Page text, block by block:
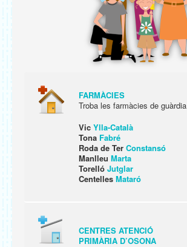
FARMÀCIES
Troba les farmàcies de guàrdia
Vic Ylla-Català
Tona Fabré
Roda de Ter Constansó
Manlleu Marta
Torelló Jutglar
Centelles Mataró
CENTRES ATENCIÓ
PRIMÀRIA D’OSONA